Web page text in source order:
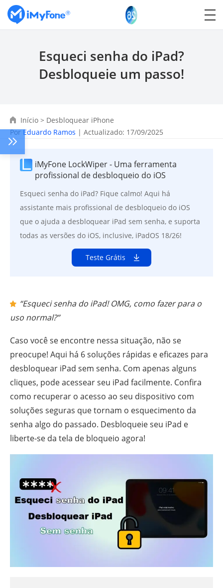
Esqueci senha do iPad?
Desbloqueie um passo!
Início > Desbloquear iPhone
PorEduardo Ramos | Actualizado: 17/09/2025
iMyFone LockWiper - Uma ferramenta
profissional de desbloqueio do iOS
Esqueci senha do iPad? Fique calmo! Aqui há
assistante mais profissional de desbloqueio do iOS
que o ajuda a desbloquear iPad sem senha, e suporta
todas as versões do iOS, inclusive, iPadOS 18/26!
Teste Grátis
“Esqueci senha do iPad! OMG, como fazer para o
uso normal?”
Caso você se encontre nessa situação, não se
preocupe! Aqui há 6 soluções rápidas e eficazes para
desbloquear iPad sem senha. Com apenas alguns
cliques, pode acessear seu iPad facilmente. Confira
como recuperar o acesso ao seu dispositivo com
soluções seguras que tornam o esquecimento da
senha algo do passado. Desbloqueie seu iPad e
liberte-se da tela de bloqueio agora!